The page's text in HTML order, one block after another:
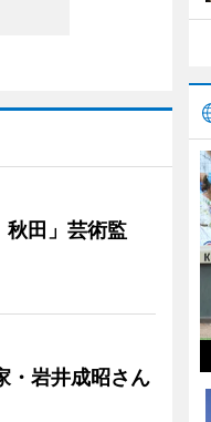
秋田」芸術監
岩井成昭さん